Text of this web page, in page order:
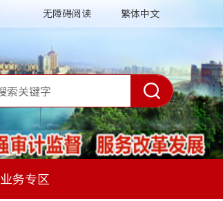
无障碍阅读 繁体中文
业务专区